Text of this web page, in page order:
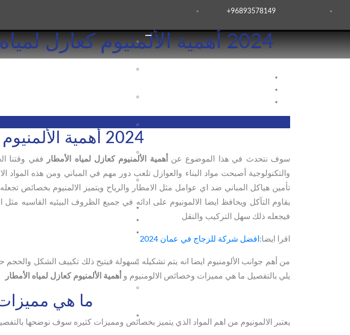
96893578149​+
2024 أهمية الألمنيوم كعازل لمياه الأمطار
سوف نتحدث في هذا الموضوع عن أهمية الألمنيوم كعازل لمياه الأمطار
ففي وقتنا
والتكنولوجية أصبحت مواد البناء والعوازل تلعب دور مهم في المباني ومن هذه المواد
تأمين هياكل المباني ضد اي عوامل مثل الامطار والرياح ويتميز الالمنيوم بخصائص
يقاوم التآكل ويحافظ ايضا الالمونيوم على ادائه في جميع الظروف البيئيه القاسيه
فيجعله ذلك سهل التركيب والنقل
اقرا ايضا: افضل شركة للزجاج في عمان 2024
من أهم جوانب الألومنيوم ايضا انه يتم تشكيله بسهولة فيتيح ذلك تكييف الشكل
يلي بالتفصيل ما هي مميزات وخصائص الالومنيوم و أهمية الألمنيوم كعازل لمياه الأمطار
ما هي
يعتبر الالمونيوم من اهم المواد الذي يتميز بخصائص ومميزات كثيره سوف نوضحها